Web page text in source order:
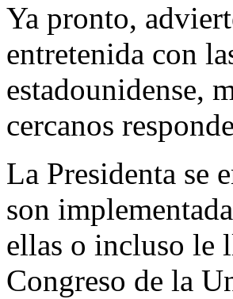
Ya pronto,
entretenida con
estadounidense,
cercanos
La Presidenta se
son
ellas o incluso le
Congreso de la